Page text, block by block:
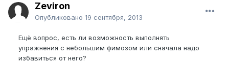
Zeviron
Опубликовано 19 сентября, 2013
Ещё вопрос, есть ли возможность выполнять
упражнения с небольшим фимозом или сначала надо
избавиться от него?